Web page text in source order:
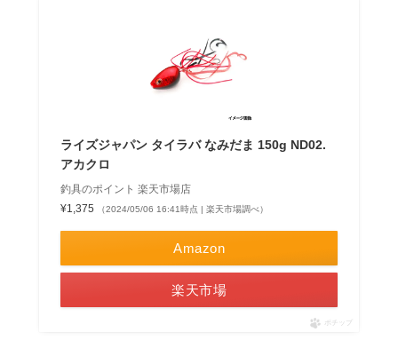
ライズジャパン タイラバ なみだま 150g ND02.
アカクロ
釣具のポイント 楽天市場店
¥1,375
（2024/05/06 16:41時点 | 楽天市場調べ）
Amazon
楽天市場
ポチップ